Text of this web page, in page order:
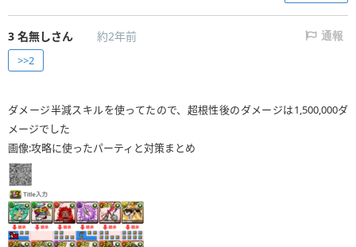
3 名無しさん 約2年前 通報
>>2
ダメージ半減スキルを使ってたので、超根性後のダメージは1,500,000ダ
メージでした
画像:攻略に使ったパーティと対策まとめ